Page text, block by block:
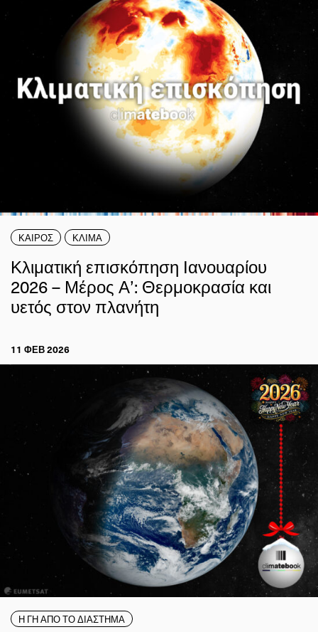
ΚΑΙΡΟΣ ΚΛΙΜΑ
Κλιματική επισκόπηση Ιανουαρίου
2026 – Μέρος Α’: Θερμοκρασία και
υετός στον πλανήτη
11 ΦΕΒ 2026
Η ΓΗ ΑΠΟ ΤΟ ΔΙΑΣΤΗΜΑ